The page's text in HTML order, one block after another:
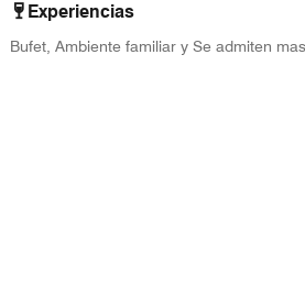
Experiencias
Bufet, Ambiente familiar y Se admiten